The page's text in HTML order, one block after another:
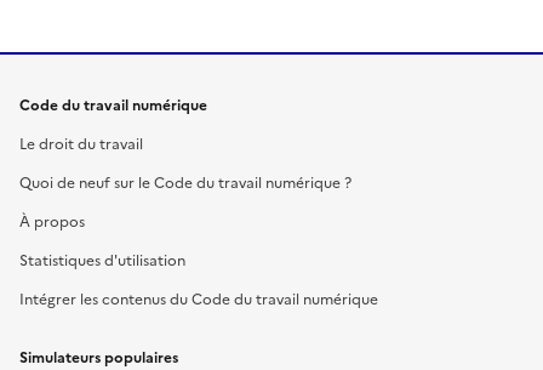
Code du travail numérique
Le droit du travail
Quoi de neuf sur le Code du travail numérique ?
À propos
Statistiques d'utilisation
Intégrer les contenus du Code du travail numérique
Simulateurs populaires